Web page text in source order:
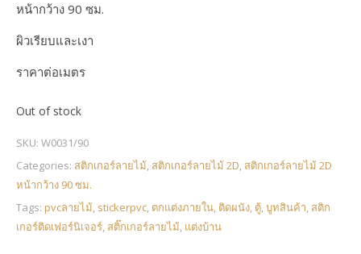
หน้ากว้าง 90 ซม.
ผิวเรียบและเงา
ราคาต่อเมตร
Out of stock
SKU: W0031/90
Categories: สติกเกอร์ลายไม้, สติกเกอร์ลายไม้ 2D, สติกเกอร์ลายไม้ 2D
หน้ากว้าง 90 ซม.
Tags: pvcลายไม้, stickerpvc, ตกแต่งภายใน, ติดผนัง, ตู้,บูทสินค้า, สติก
เกอร์ติดเฟอร์นิเจอร์, สติ๊กเกอร์ลายไม้, แต่งบ้าน